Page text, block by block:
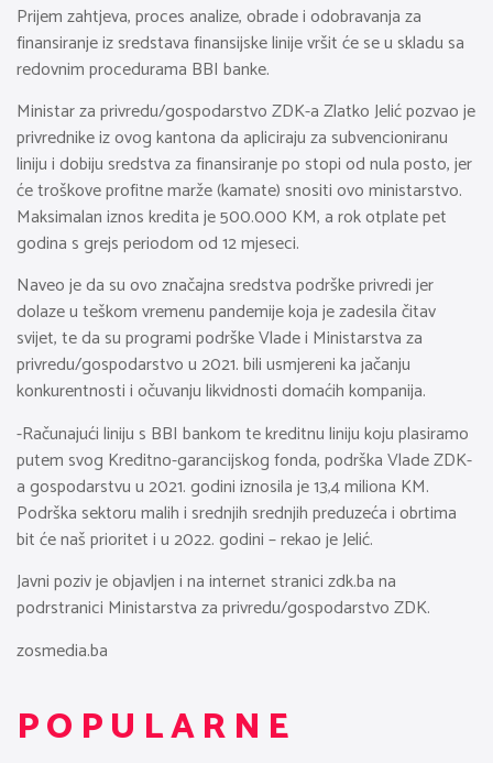
Prijem zahtjeva, proces analize, obrade i odobravanja za
finansiranje iz sredstava finansijske linije vršit će se u skladu sa
redovnim procedurama BBI banke.
Ministar za privredu/gospodarstvo ZDK-a Zlatko Jelić pozvao je
privrednike iz ovog kantona da apliciraju za subvencioniranu
liniju i dobiju sredstva za finansiranje po stopi od nula posto, jer
će troškove profitne marže (kamate) snositi ovo ministarstvo.
Maksimalan iznos kredita je 500.000 KM, a rok otplate pet
godina s grejs periodom od 12 mjeseci.
Naveo je da su ovo značajna sredstva podrške privredi jer
dolaze u teškom vremenu pandemije koja je zadesila čitav
svijet, te da su programi podrške Vlade i Ministarstva za
privredu/gospodarstvo u 2021. bili usmjereni ka jačanju
konkurentnosti i očuvanju likvidnosti domaćih kompanija.
-Računajući liniju s BBI bankom te kreditnu liniju koju plasiramo
putem svog Kreditno-garancijskog fonda, podrška Vlade ZDK-
a gospodarstvu u 2021. godini iznosila je 13,4 miliona KM.
Podrška sektoru malih i srednjih srednjih preduzeća i obrtima
bit će naš prioritet i u 2022. godini – rekao je Jelić.
Javni poziv je objavljen i na internet stranici zdk.ba na
podrstranici Ministarstva za privredu/gospodarstvo ZDK.
zosmedia.ba
POPULARNE